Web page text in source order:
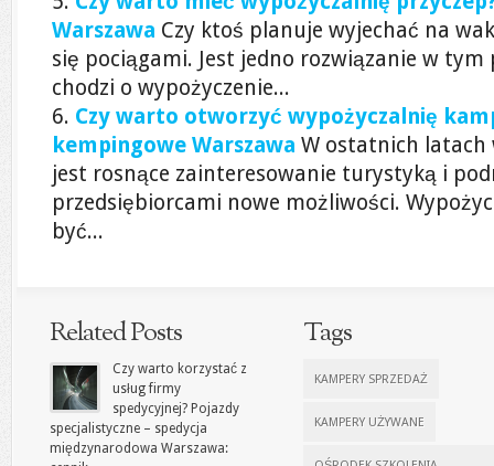
Warszawa Czy ktoś planuje wyjechać na
się pociągami. Jest jedno rozwiązanie w
chodzi o wypożyczenie...
Czy warto otworzyć wypożyczalnię
kempingowe Warszawa W ostatnich latach
jest rosnące zainteresowanie turystyką i
przedsiębiorcami nowe możliwości.
być...
Related Posts
Czy warto korzystać z
usług firmy
spedycyjnej? Pojazdy
specjalistyczne – spedycja
międzynarodowa Warszawa:
Tags
KAMPERY SPRZEDAŻ
KAMPERY UŻYWANE